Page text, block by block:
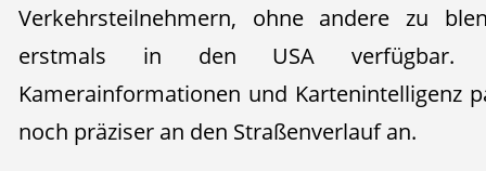
Verkehrsteilnehmern, ohne andere zu
erstmals in den USA verfügbar.
Kamerainformationen und Kartenintelligenz
noch präziser an den Straßenverlauf an.